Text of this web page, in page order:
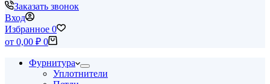
Заказать звонок
Вход
Избранное 0
Корзина
от 0,00 ₽ 0
Фурнитура
Уплотнители